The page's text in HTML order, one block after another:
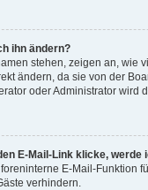
ihn ändern?
stehen, zeigen an, wie
ändern, da sie von der
oder Administrator
E-Mail-Link klicke,
E-Mail-Funktion
verhindern.